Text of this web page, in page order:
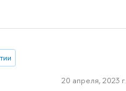
20 апреля, 2023 г.